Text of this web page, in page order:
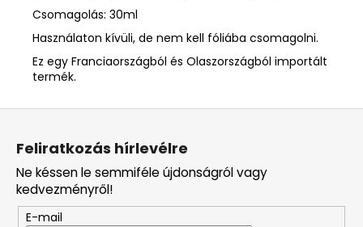
Csomagolás: 30ml
Használaton kívüli, de nem kell fóliába csomagolni.
Ez egy Franciaországból és Olaszországból importált
termék.
L
Feliratkozás hírlevélre
Ne késsen le semmiféle újdonságról vagy
kedvezményről!
E-mail